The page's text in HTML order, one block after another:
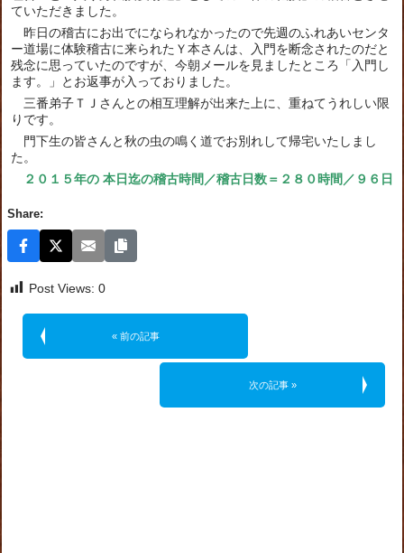
ていただきました。
昨日の稽古にお出でになられなかったので先週のふれあいセンタ
ー道場に体験稽古に来られたＹ本さんは、入門を断念されたのだと
残念に思っていたのですが、今朝メールを見ましたところ「入門し
ます。」とお返事が入っておりました。
三番弟子ＴＪさんとの相互理解が出来た上に、重ねてうれしい限
りです。
門下生の皆さんと秋の虫の鳴く道でお別れして帰宅いたしまし
た。
２０１５年の 本日迄の稽古時間／稽古日数＝２８０時間／９６日
Share:
Post Views: 0
« 前の記事
次の記事 »